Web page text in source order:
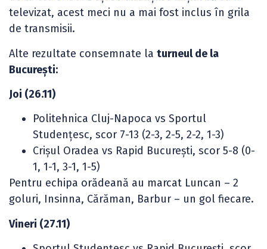
televizat, acest meci nu a mai fost inclus în grila
de transmisii.
Alte rezultate consemnate la turneul de la
București:
Joi (26.11)
Politehnica Cluj-Napoca vs Sportul
Studențesc, scor 7-13 (2-3, 2-5, 2-2, 1-3)
Crișul Oradea vs Rapid București, scor 5-8 (0-
1, 1-1, 3-1, 1-5)
Pentru echipa orădeană au marcat Luncan – 2
goluri, Insinna, Cărăman, Barbur – un gol fiecare.
Vineri (27.11)